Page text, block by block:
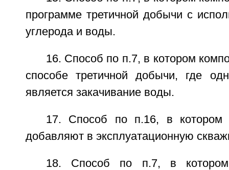
программе третичной добычи с
углерода и воды.
16. Способ по п.7, в котором
способе третичной добычи, где
является закачивание воды.
17. Способ по п.16, в котором
добавляют в эксплуатационную
18. Способ по п.7, в